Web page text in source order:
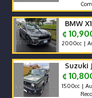
BMW
¢
2000cc |
Suzuki
¢
1500cc |
Record